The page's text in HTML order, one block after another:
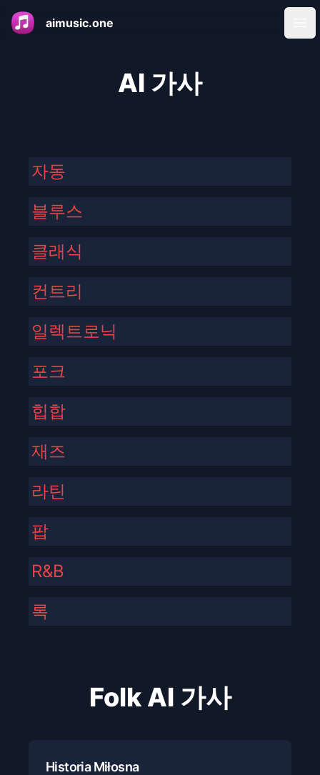
aimusic.one
AI 가사
자동
블루스
클래식
컨트리
일렉트로닉
포크
힙합
재즈
라틴
팝
R&B
록
Folk AI 가사
Historia Miłosna